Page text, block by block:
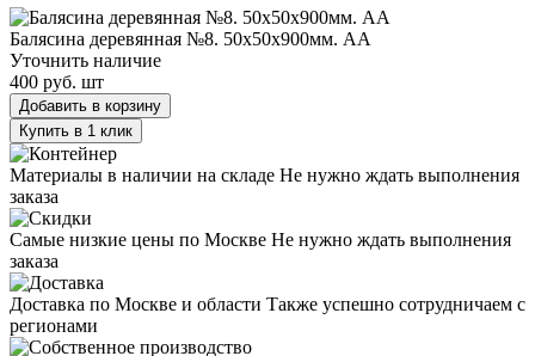
Балясина деревянная №8. 50х50х900мм. AA
Уточнить наличие
400 руб. шт
Добавить в корзину
Купить в 1 клик
Материалы в наличии на складе Не нужно ждать выполнения
заказа
Самые низкие цены по Москве Не нужно ждать выполнения
заказа
Доставка по Москве и области Также успешно сотрудничаем с
регионами